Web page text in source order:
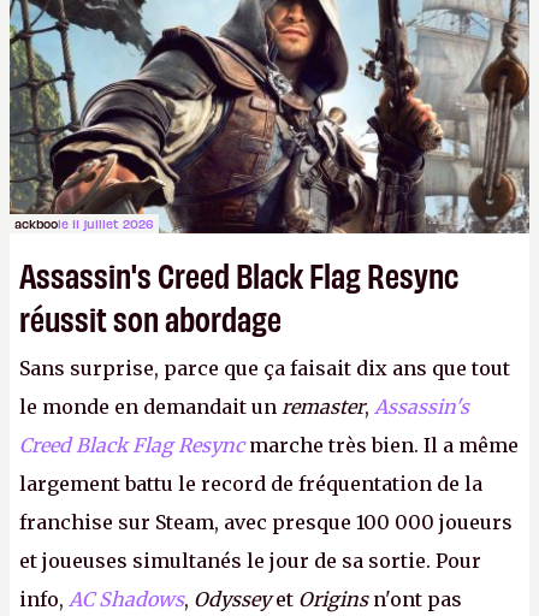
ackboole 11 juillet 2026
Assassin's Creed Black Flag Resync
réussit son abordage
Sans surprise, parce que ça faisait dix ans que tout
le monde en demandait un remaster, Assassin's
Creed Black Flag Resyncmarche très bien. Il a même
largement battu le record de fréquentation de la
franchise sur Steam, avec presque 100 000 joueurs
et joueuses simultanés le jour de sa sortie. Pour
info, AC Shadows, Odysseyet Originsn'ont pas